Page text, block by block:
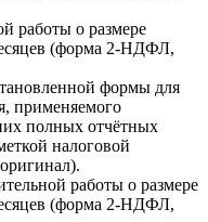
работы о размере
(форма 2-НДФЛ,
формы для
применяемого
полных отчётных
налоговой
работы о размере
(форма 2-НДФЛ,